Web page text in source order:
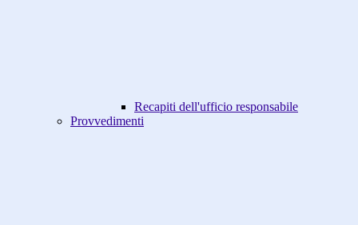
Recapiti dell'ufficio responsabile
Provvedimenti